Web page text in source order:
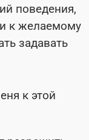
поведения,
к желаемому
задавать
к этой